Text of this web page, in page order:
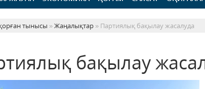
тынысы »Жаңалықтар » Партиялық бақылау жасалуда
бақылау